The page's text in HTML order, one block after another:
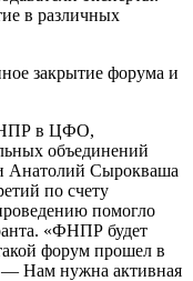
в различных
закрытие форума и
в ЦФО,
объединений
Анатолий Сырокваша
по счету
помогло
«ФНПР будет
форум прошел в
Нам нужна активная